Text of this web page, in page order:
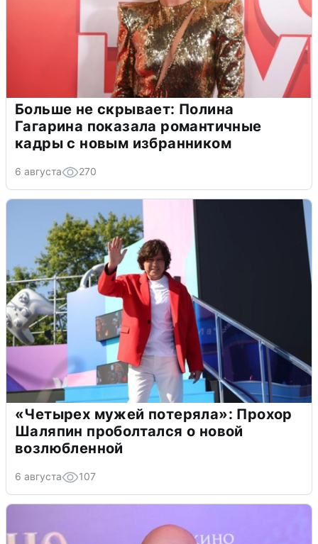
Больше не скрывает: Полина
Гагарина показала романтичные
кадры с новым избранником
6 августа 270
«Четырех мужей потеряла»: Прохор
Шаляпин проболтался о новой
возлюбленной
6 августа 107